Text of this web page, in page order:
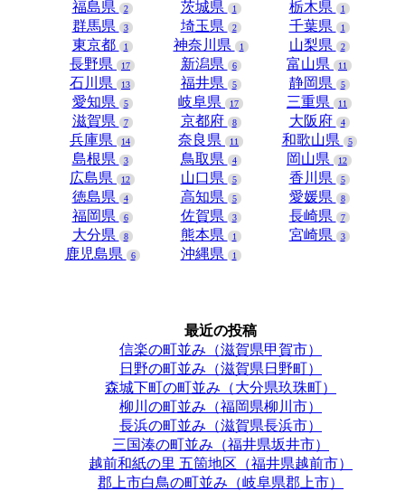
福島県 2 茨城県 1 栃木県 1
群馬県 3 埼玉県 2 千葉県 1
東京都 1 神奈川県 1 山梨県 2
長野県 17 新潟県 6 富山県 11
石川県 13 福井県 5 静岡県 5
愛知県 5 岐阜県 17 三重県 11
滋賀県 7 京都府 8 大阪府 4
兵庫県 14 奈良県 11 和歌山県 5
島根県 3 鳥取県 4 岡山県 12
広島県 12 山口県 5 香川県 5
徳島県 4 高知県 5 愛媛県 8
福岡県 6 佐賀県 3 長崎県 7
大分県 8 熊本県 1 宮崎県 3
鹿児島県 6 沖縄県 1
最近の投稿
信楽の町並み（滋賀県甲賀市）
日野の町並み（滋賀県日野町）
森城下町の町並み（大分県玖珠町）
柳川の町並み（福岡県柳川市）
長浜の町並み（滋賀県長浜市）
三国湊の町並み（福井県坂井市）
越前和紙の里 五箇地区（福井県越前市）
郡上市白鳥の町並み（岐阜県郡上市）